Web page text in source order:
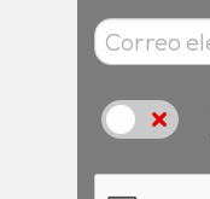
Acepto